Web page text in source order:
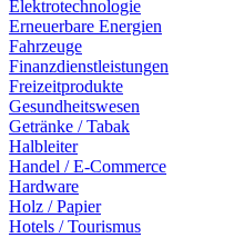
Elektrotechnologie
Erneuerbare Energien
Fahrzeuge
Finanzdienstleistungen
Freizeitprodukte
Gesundheitswesen
Getränke / Tabak
Halbleiter
Handel / E-Commerce
Hardware
Holz / Papier
Hotels / Tourismus